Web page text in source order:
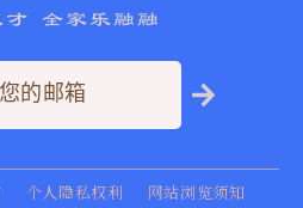
才 全家乐融融
个人隐私权利 网站浏览须知